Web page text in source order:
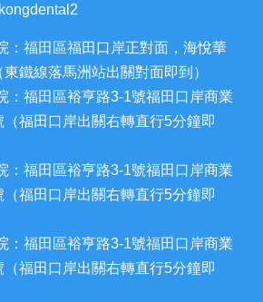
：福田區福田口岸正對面，海悅華
鐵線落馬洲站出關對面即到）
：福田區裕亨路3-1號福田口岸商業
（福田口岸出關右轉直行5分鐘即
：福田區裕亨路3-1號福田口岸商業
（福田口岸出關右轉直行5分鐘即
：福田區裕亨路3-1號福田口岸商業
（福田口岸出關右轉直行5分鐘即